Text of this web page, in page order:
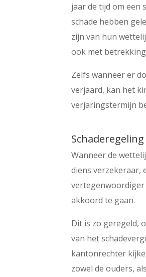
jaar de tijd om een
schade hebben
zijn van hun
ook met
Zelfs wanneer er
verjaard, kan het
verjaringstermijn
Wanneer de
diens verzekeraar,
akkoord te gaan.
Dit is zo geregeld,
van het
kantonrechter
zowel de ouders,